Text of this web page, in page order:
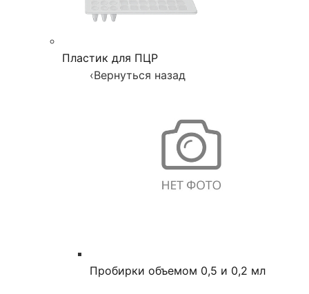
Пластик для ПЦР
‹Вернуться назад
Пробирки объемом 0,5 и 0,2 мл